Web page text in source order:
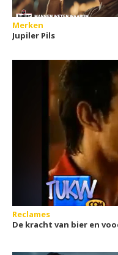
Merken
Jupiler Pils
Reclames
De kracht van bier en